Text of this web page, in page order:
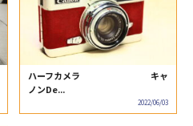
ハーフカメラ キャ
ノンDe...
2022/06/03